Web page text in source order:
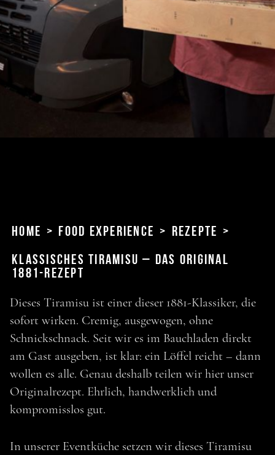
Home > Food Experience > Rezepte >
Klassisches Tiramisu – das Original
1881-Rezept
Dieses Tiramisu ist einer dieser 1881-Klassiker, die
sofort wirken. Cremig, ausgewogen, ohne
Schnickschnack. Seit wir es im Bauchladen direkt
am Gast ausgeben, ist klar: ein Löffel reicht – dann
wollen es alle. Genau deshalb teilen wir hier unser
Originalrezept. Ehrlich, handwerklich und
kompromisslos gut.
In unserer Eventküche setzen wir dieses Tiramisu